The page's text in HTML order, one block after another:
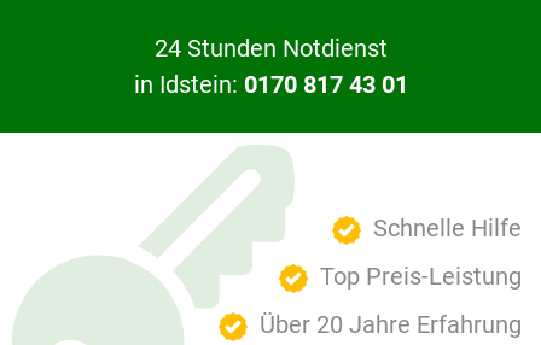
24 Stunden Notdienst
in Idstein: 0170 817 43 01
Schnelle Hilfe
Top Preis-Leistung
Über 20 Jahre Erfahrung